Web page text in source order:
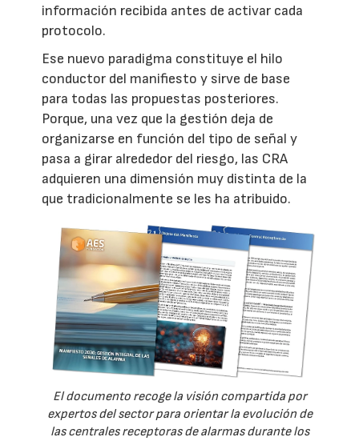
información recibida antes de activar cada
protocolo.
Ese nuevo paradigma constituye el hilo
conductor del manifiesto y sirve de base
para todas las propuestas posteriores.
Porque, una vez que la gestión deja de
organizarse en función del tipo de señal y
pasa a girar alrededor del riesgo, las CRA
adquieren una dimensión muy distinta de la
que tradicionalmente se les ha atribuido.
El documento recoge la visión compartida por
expertos del sector para orientar la evolución de
las centrales receptoras de alarmas durante los